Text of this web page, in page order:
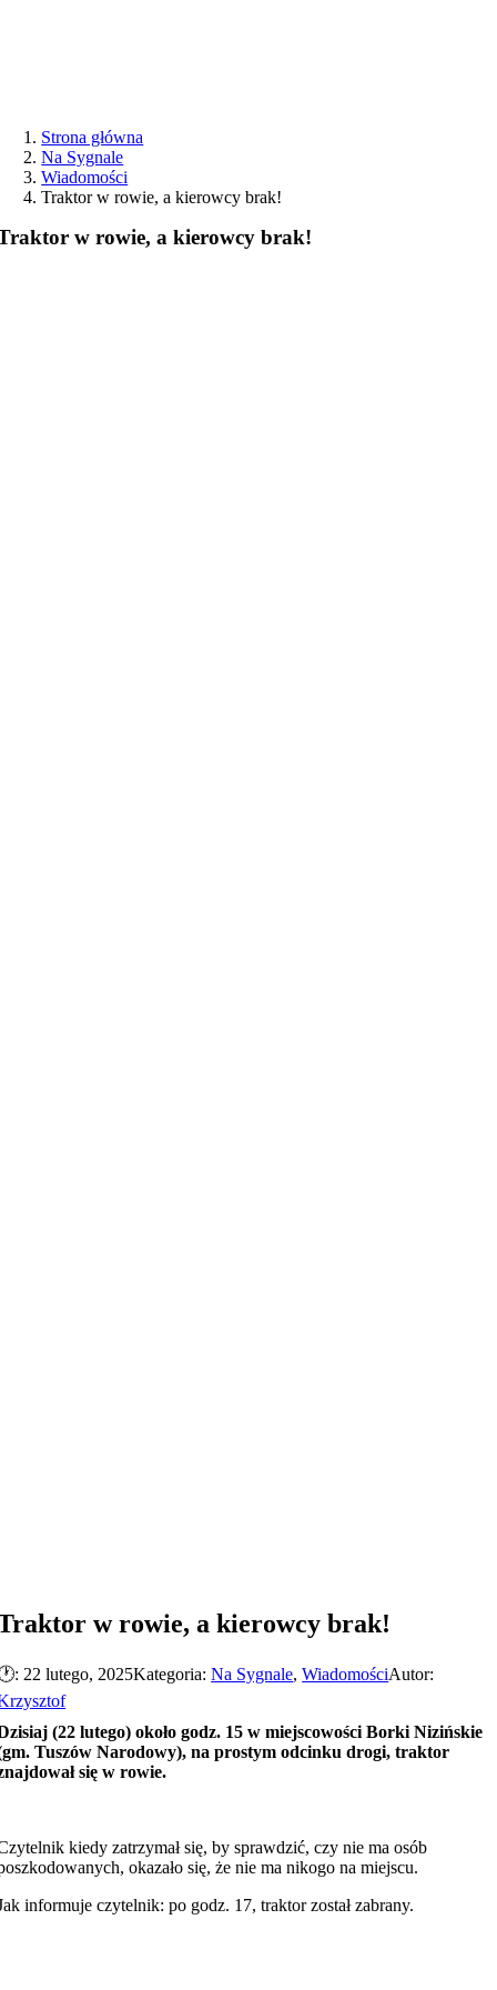
Strona główna
Na Sygnale
Wiadomości
Traktor w rowie, a kierowcy brak!
w rowie, a kierowcy brak!
w rowie, a kierowcy brak!
22 lutego, 2025Kategoria:Na Sygnale,WiadomościAutor:
(22 lutego) około godz. 15 w miejscowości Borki Nizińskie
Tuszów Narodowy), na prostym odcinku drogi, traktor
się w rowie.
kiedy zatrzymał się, by sprawdzić, czy nie ma osób
okazało się, że nie ma nikogo na miejscu.
informuje czytelnik: po godz. 17, traktor został zabrany.